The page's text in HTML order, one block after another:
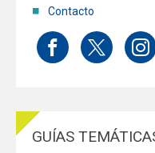
Contacto
GUÍAS